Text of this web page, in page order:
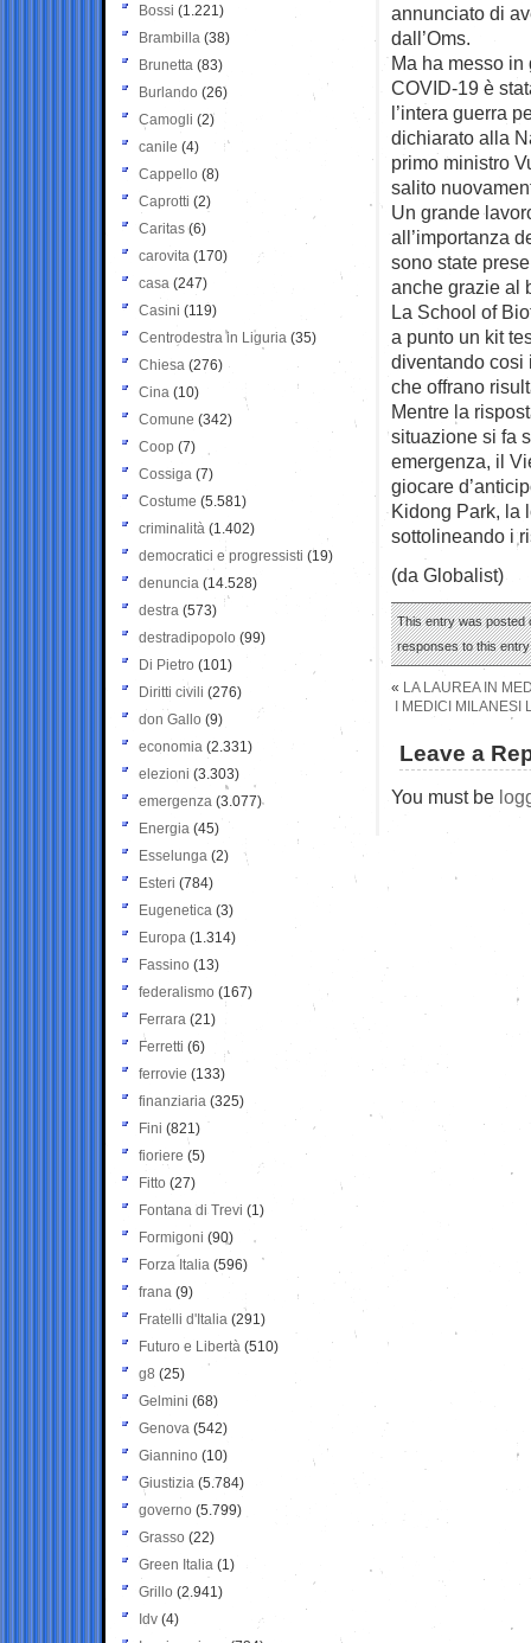
annunciato di
dall’Oms.
Ma ha messo
COVID-19 è
l’intera guerra
dichiarato alla
primo ministro
salito
Un grande
all’importanza
sono state
anche grazie al
La School of
a punto un kit
diventando cosi
che offrano
Mentre la
situazione si fa
emergenza, il
giocare
Kidong Park, la
sottolineando i
(da Globalist)
This entry was posted
responses to this
« LA LAUREA IN
I MEDICI
Leave a
You must be
Bossi (1.221)
Brambilla (38)
Brunetta (83)
Burlando (26)
Camogli (2)
canile (4)
Cappello (8)
Caprotti (2)
Caritas (6)
carovita (170)
casa (247)
Casini (119)
Centrodestra in Liguria (35)
Chiesa (276)
Cina (10)
Comune (342)
Coop (7)
Cossiga (7)
Costume (5.581)
criminalità (1.402)
democratici e progressisti (19)
denuncia (14.528)
destra (573)
destradipopolo (99)
Di Pietro (101)
Diritti civili (276)
don Gallo (9)
economia (2.331)
elezioni (3.303)
emergenza (3.077)
Energia (45)
Esselunga (2)
Esteri (784)
Eugenetica (3)
Europa (1.314)
Fassino (13)
federalismo (167)
Ferrara (21)
Ferretti (6)
ferrovie (133)
finanziaria (325)
Fini (821)
fioriere (5)
Fitto (27)
Fontana di Trevi (1)
Formigoni (90)
Forza Italia (596)
frana (9)
Fratelli d'Italia (291)
Futuro e Libertà (510)
g8 (25)
Gelmini (68)
Genova (542)
Giannino (10)
Giustizia (5.784)
governo (5.799)
Grasso (22)
Green Italia (1)
Grillo (2.941)
Idv (4)